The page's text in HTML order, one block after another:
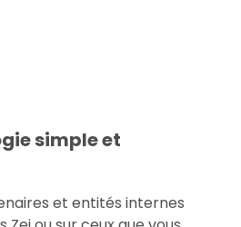
simple et
et entités internes